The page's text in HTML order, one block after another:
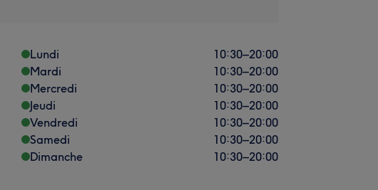
Lundi 10:30–20:00
Mardi
10:30–20:00
Mercredi
10:30–20:00
Jeudi
10:30–20:00
Vendredi
10:30–20:00
Samedi
10:30–20:00
Dimanche
10:30–20:00